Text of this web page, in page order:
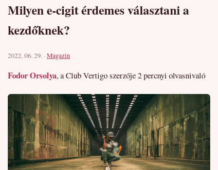
Milyen e-cigit érdemes választani a
kezdőknek?
2022. 06. 29. ·Magazin
Fodor Orsolya, a Club Vertigo szerzője2 percnyi olvasnivaló